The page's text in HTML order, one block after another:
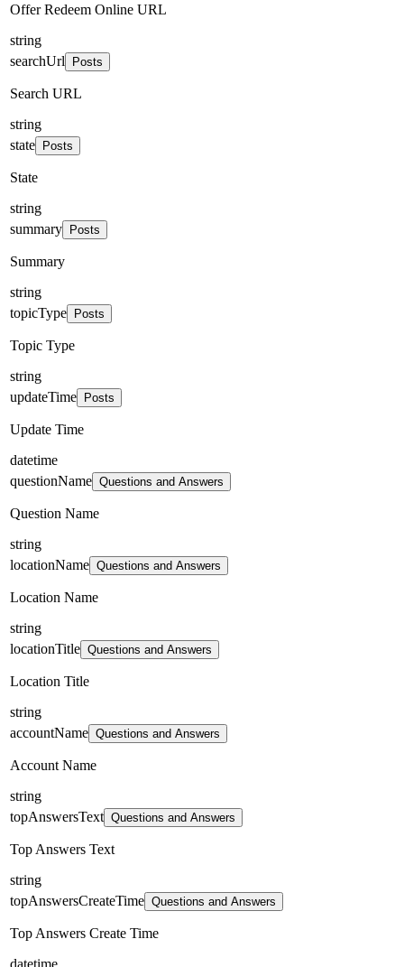
Offer Redeem Online URL
string
searchUrl
Posts
Search URL
string
state
Posts
State
string
summary
Posts
Summary
string
topicType
Posts
Topic Type
string
updateTime
Posts
Update Time
datetime
questionName Questions and Answers
Question Name
string
locationName Questions and Answers
Location Name
string
locationTitle Questions and Answers
Location Title
string
accountName Questions and Answers
Account Name
string
topAnswersText Questions and Answers
Top Answers Text
string
topAnswersCreateTime Questions and Answers
Top Answers Create Time
datetime